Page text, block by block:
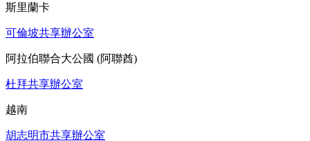
斯里蘭卡
可倫坡共享辦公室
阿拉伯聯合大公國 (阿聯酋)
杜拜共享辦公室
越南
胡志明市共享辦公室